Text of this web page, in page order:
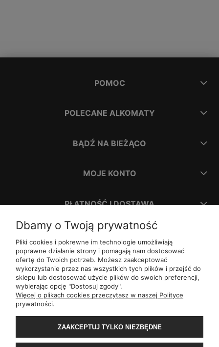
POMOC
POLECANE ALKOMATY
BĄDŹ NA BIEŻĄCO
MOJE KONTO
PŁATNOŚĆ I DOSTAWA
INFORMACJE
O NAS
ul.Romana Dmowskiego 1,
Św. Filipa 23/3, 31-150 Kraków
ul.Mielęckiego 10 lok 503,
Al.Jerozolimskie 81 lok 7.10, 02-001 Warszawa
Wały Piastowskie 1lok. 1508,80-855 Gdańsk
Białystok
ul.ul. 1-go Maja 13lok. 2,20-410 Lublin
Dbamy o Twoją prywatność
Pliki cookies i pokrewne im technologie umożliwiają
poprawne działanie strony i pomagają nam dostosować
ofertę do Twoich potrzeb. Możesz zaakceptować
wykorzystanie przez nas wszystkich tych plików i przejść do
sklepu lub dostosować użycie plików do swoich preferencji,
wybierając opcję "Dostosuj zgody".
Więcej o plikach cookies przeczytasz w naszej Polityce
prywatności.
ZAAKCEPTUJ TYLKO NIEZBĘDNE